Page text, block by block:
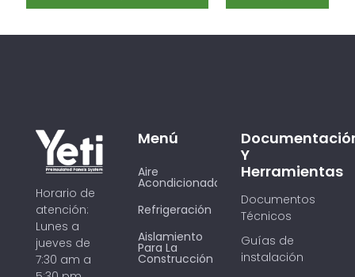
Horario de
atención:
Lunes a
jueves de
7:30 am a
Menú
Aire
Acondicionado
Refrigeración
Aislamiento
Para La
Construcción
Y
Herramientas
Documentos
Técnicos
Guías de
instalación